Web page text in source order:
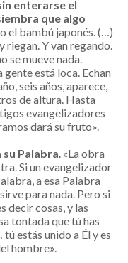
enterarse el
que algo
el bambú japonés. (…)
riegan. Y van regando.
se mueve nada.
está loca. Echan
seis años, aparece,
de altura. Hasta
evangelizadores
dará su fruto».
su Palabra. «La obra
Si un evangelizador
a esa Palabra
para nada. Pero si
decir cosas, y las
tontada que tú has
estás unido a Él y es
hombre».